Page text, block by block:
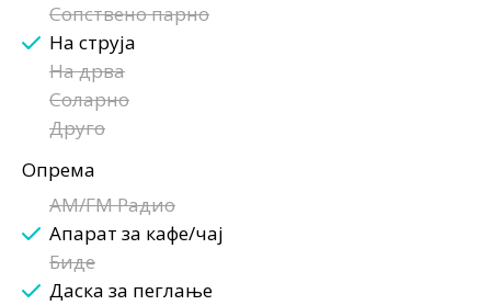
Сопствено парно
На струја
На дрва
Соларно
Друго
Опрема
AM/FM Радио
Апарат за кафе/чај
Биде
Даска за пеглање